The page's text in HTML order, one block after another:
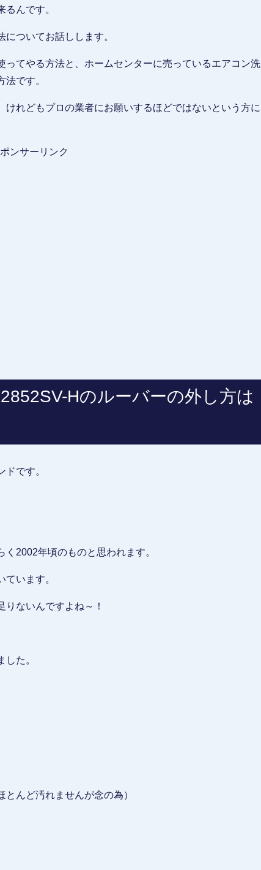
んです。
ついてお話しします。
てやる方法と、ホームセンターに売っているエアコン洗
です。
れどもプロの業者にお願いするほどではないという方に
ンサーリンク
Hのルーバーの外し方は
です。
2002年頃のものと思われます。
います。
ないんですよね～！
た。
んど汚れませんが念の為）